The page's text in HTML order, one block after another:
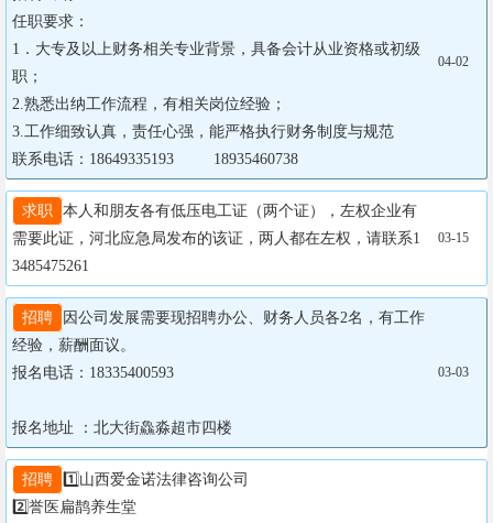
任职要求：
1．大专及以上财务相关专业背景，具备会计从业资格或初级
职；
2.熟悉出纳工作流程，有相关岗位经验；
3.工作细致认真，责任心强，能严格执行财务制度与规范
联系电话：18649335193         18935460738
04-02
求职
本人和朋友各有低压电工证（两个证），左权企业有
需要此证，河北应急局发布的该证，两人都在左权，请联系1
3485475261
03-15
招聘
因公司发展需要现招聘办公、财务人员各2名，有工作
经验，薪酬面议。
报名电话：18335400593
报名地址 ：北大街鱻淼超市四楼
03-03
招聘
1️⃣山西爱金诺法律咨询公司
2️⃣誉医扁鹊养生堂